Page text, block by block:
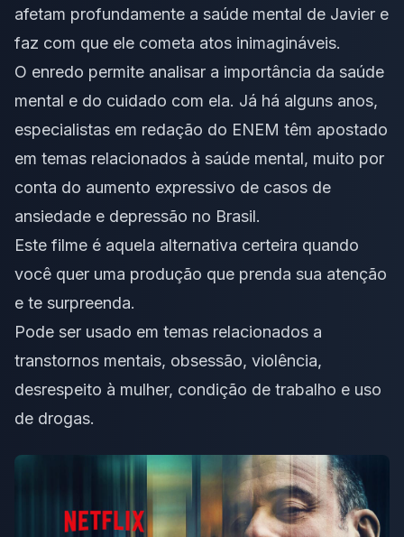
afetam profundamente a saúde mental de Javier e
faz com que ele cometa atos inimagináveis.
O enredo permite analisar a importância da saúde
mental e do cuidado com ela. Já há alguns anos,
especialistas em redação do ENEM têm apostado
em temas relacionados à saúde mental, muito por
conta do aumento expressivo de casos de
ansiedade e depressão no Brasil.
Este filme é aquela alternativa certeira quando
você quer uma produção que prenda sua atenção
e te surpreenda.
Pode ser usado em temas relacionados a
transtornos mentais, obsessão, violência,
desrespeito à mulher, condição de trabalho e uso
de drogas.